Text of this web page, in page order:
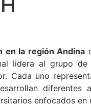
en la región Andina
lidera al grupo
Cada uno
enfocados en